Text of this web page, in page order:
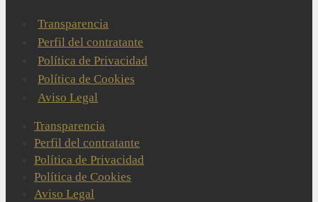
Transparencia
Perfil del contratante
Política de Privacidad
Política de Cookies
Aviso Legal
Transparencia
Perfil del contratante
Política de Privacidad
Política de Cookies
Aviso Legal